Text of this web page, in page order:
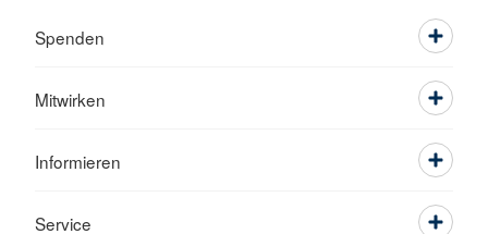
Spenden
Mitwirken
Informieren
Service